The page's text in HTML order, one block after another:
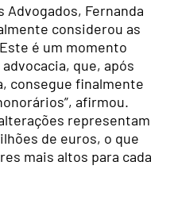
Advogados, Fernanda
considerou as
é um momento
que, após
consegue finalmente
afirmou.
representam
de euros, o que
mais altos para cada